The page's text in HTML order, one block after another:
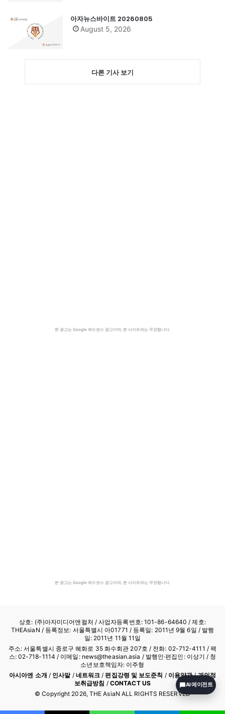
아자뉴스바이트 20260805
August 5, 2026
다른 기사 보기
본 광고는 Google 애드센스 광고이며, 본 사이트와는 무관합니다.
본 광고는 Google 애드센스 광고이며, 본 사이트와는 무관합니다.
상호: (주)아자미디어앤컬처 /사업자등록번호: 101-86-64640 / 제호:
THEAsiaN / 등록정보: 서울특별시 아01771 / 등록일: 2011년 9월 6일 / 발행
일: 2011년 11월 11일
주소: 서울특별시 종로구 혜화로 35 화수회관 207호 / 전화: 02-712-4111 / 팩
스: 02-718-1114 / 이메일: news@theasian.asia / 발행인·편집인: 이상기 / 청
소년보호책임자: 이주형
아시아엔 소개 / 인사말/ 네트워크 /편집강령 및 보도준칙 / 이용약관/개인정
보취급방침 / CONTACT US
© Copyright 2026, THE AsiaN ALL RIGHTS RESERVED
AI 에이전트